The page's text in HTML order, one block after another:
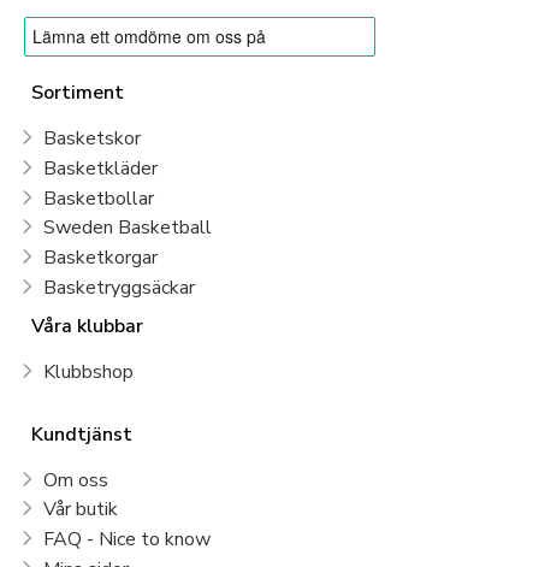
Sortiment
Basketskor
Basketkläder
Basketbollar
Sweden Basketball
Basketkorgar
Basketryggsäckar
Våra klubbar
Klubbshop
Kundtjänst
Om oss
Vår butik
FAQ - Nice to know